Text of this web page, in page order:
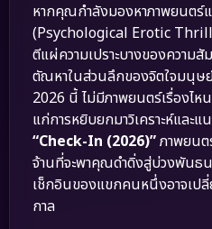
หากคุณกำลังมองหาภาพยนตร์
(Psychological Erotic
ตีแผ่ความเปราะบางของความ
ตัณหาในส่วนลึกของจิตใจมนุษ
2026 นี้ ไม่มีภาพยนตร์เรื่องไ
แก่การหยิบยกมาวิเคราะห์และแ
“Check-In (2026)”ภาพยนต
จ้านที่จะพาคุณดำดิ่งสู่บ่วงพันธ
เช็กอินของแขกคนหนึ่งอาจเป
กาล